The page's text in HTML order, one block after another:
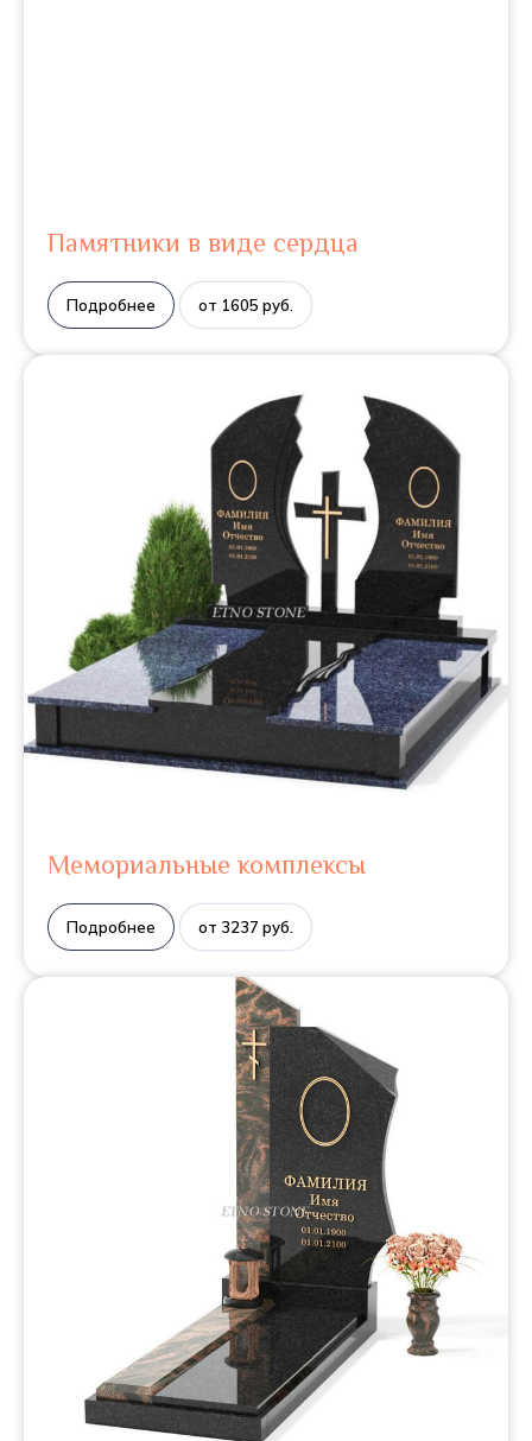
Памятники в виде сердца
Подробнее от 1605 руб.
Мемориальные комплексы
Подробнее от 3237 руб.